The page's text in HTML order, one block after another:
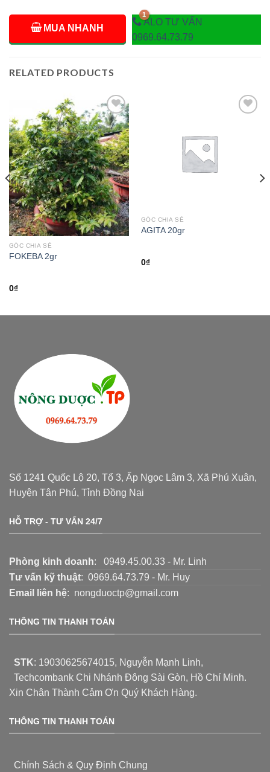
MUA NHANH
ALO TƯ VẤN
0969.64.73.79
RELATED PRODUCTS
Add to
wishlist
GÓC CHIA SẺ
FOKEBA 2gr
0₫
GÓC CHIA SẺ
AGITA 20gr
0₫
Số 1241 Quốc Lộ 20, Tổ 3, Ấp Ngọc Lâm 3, Xã Phú Xuân,
Huyện Tân Phú, Tỉnh Đồng Nai
HỖ TRỢ - TƯ VẤN 24/7
Phòng kinh doanh: 0949.45.00.33 - Mr. Linh
Tư vấn kỹ thuật: 0969.64.73.79 - Mr. Huy
Email liên hệ: nongduoctp@gmail.com
THÔNG TIN THANH TOÁN
STK: 19030625674015, Nguyễn Mạnh Linh,
Techcombank Chi Nhánh Đông Sài Gòn, Hồ Chí Minh.
Xin Chân Thành Cảm Ơn Quý Khách Hàng.
THÔNG TIN THANH TOÁN
Chính Sách & Quy Định Chung